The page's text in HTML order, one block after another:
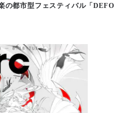
の都市型フェスティバル「DEFO